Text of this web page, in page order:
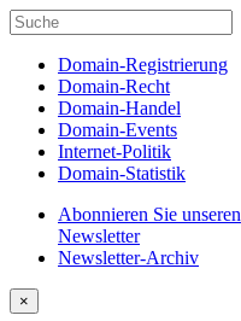
Domain-Registrierung
Domain-Recht
Domain-Handel
Domain-Events
Internet-Politik
Domain-Statistik
Abonnieren Sie unseren
Newsletter
Newsletter-Archiv
×